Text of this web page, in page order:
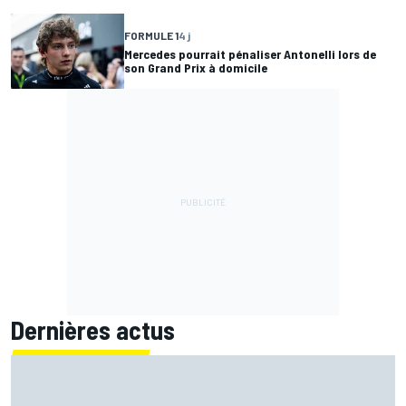
FORMULE 14 j
Mercedes pourrait pénaliser Antonelli lors de
son Grand Prix à domicile
Dernières actus